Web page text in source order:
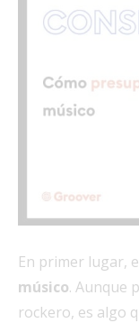
En primer lugar,
músico. Aunque
rockero, es algo